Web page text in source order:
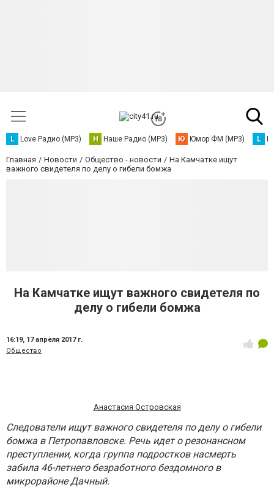
L Love Радио (MP3) Н Наше Радио (MP3) Ю Юмор ФМ (MP3) L
Главная Новости Общество - новости
На Камчатке ищут
важного свидетеля по делу о гибели бомжа
На Камчатке ищут важного свидетеля по
делу о гибели бомжа
16:19, 17 апреля 2017 г.
Общество
Анастасия Островская
Следователи ищут важного свидетеля по делу о гибели
бомжа в Петропавловске. Речь идет о резонансном
преступлении, когда группа подростков насмерть
забила 46-летнего безработного бездомного в
микрорайоне Дачный.